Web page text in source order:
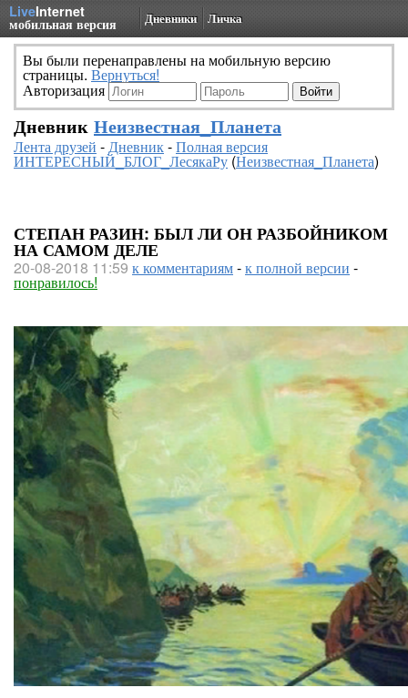
LiveInternet
мобильная версия Дневники Личка
Вы были перенаправлены на мобильную версию
страницы. Вернуться!
Авторизация
Дневник Неизвестная_Планета
Лента друзей -Дневник-Полная версия
ИНТЕРЕСНЫЙ_БЛОГ_ЛесякаРу(Неизвестная_Планета)
СТЕПАН РАЗИН: БЫЛ ЛИ ОН РАЗБОЙНИКОМ
НА САМОМ ДЕЛЕ
20-08-2018 11:59 к комментариям-к полной версии -
понравилось!